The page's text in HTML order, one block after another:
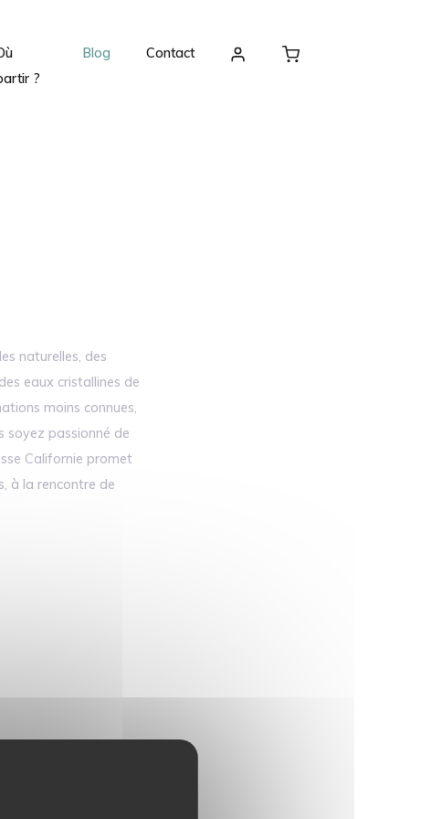
?
Blog Contact
naturelles, des
eaux cristallines de
moins connues,
soyez passionné de
Californie promet
à la rencontre de